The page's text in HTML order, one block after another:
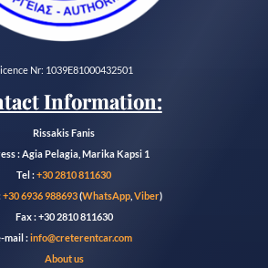
Nr: 1039E81000432501
Information:
Rissakis Fanis
: Agia Pelagia, Marika Kapsi 1
Tel :+30 2810 811630
+30 6936 988693(WhatsApp Viber)
Fax : +30 2810 811630
mail :info@creterentcar.com
About us